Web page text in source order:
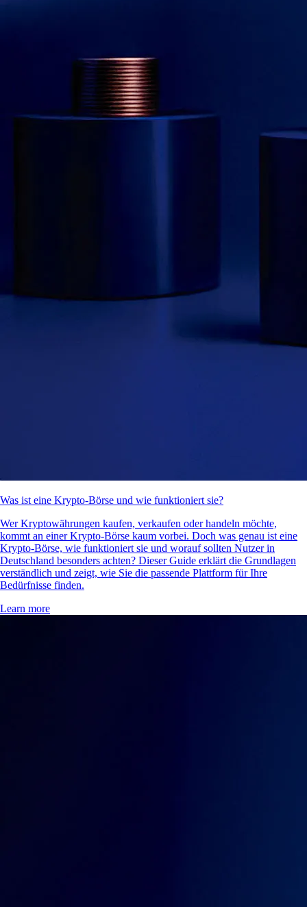
Was ist eine Krypto-Börse und wie funktioniert sie?
Wer Kryptowährungen kaufen, verkaufen oder handeln möchte,
kommt an einer Krypto-Börse kaum vorbei. Doch was genau ist eine
Krypto-Börse, wie funktioniert sie und worauf sollten Nutzer in
Deutschland besonders achten? Dieser Guide erklärt die Grundlagen
verständlich und zeigt, wie Sie die passende Plattform für Ihre
Bedürfnisse finden.
Learn more